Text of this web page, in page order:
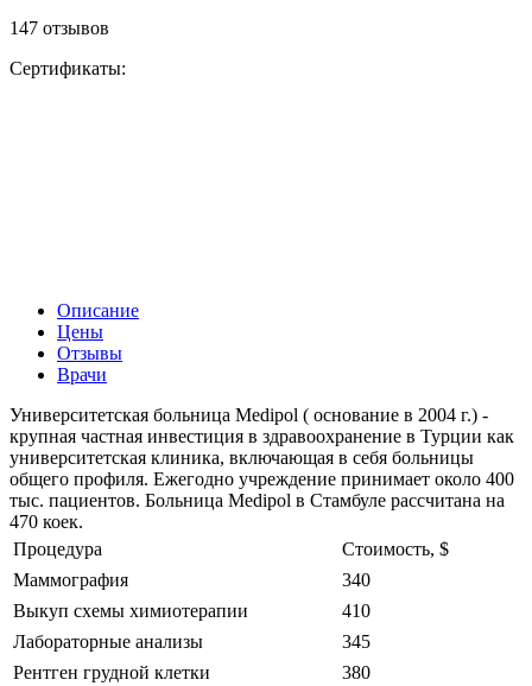
147 отзывов
Сертификаты:
Описание
Цены
Отзывы
Врачи
Университетская больница Medipol ( основание в 2004 г.) -
крупная частная инвестиция в здравоохранение в Турции как
университетская клиника, включающая в себя больницы
общего профиля. Ежегодно учреждение принимает около 400
тыс. пациентов. Больница Medipol в Стамбуле рассчитана на
470 коек.
Процедура
Стоимость, $
Маммография
340
Выкуп схемы химиотерапии
410
Лабораторные анализы
345
Рентген грудной клетки
380